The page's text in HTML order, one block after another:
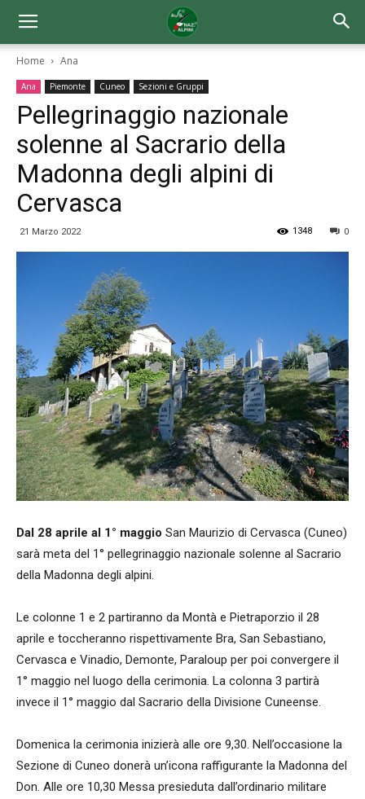
Home Ana
Ana Piemonte Cuneo Sezioni e Gruppi
Pellegrinaggio nazionale
solenne al Sacrario della
Madonna degli alpini di
Cervasca
21 Marzo 2022 0
1348
Dal 28 aprile al 1° maggio San Maurizio di Cervasca (Cuneo)
sarà meta del 1° pellegrinaggio nazionale solenne al Sacrario
della Madonna degli alpini.
Le colonne 1 e 2 partiranno da Montà e Pietraporzio il 28
aprile e toccheranno rispettivamente Bra, San Sebastiano,
Cervasca e Vinadio, Demonte, Paraloup per poi convergere il
1° maggio nel luogo della cerimonia. La colonna 3 partirà
invece il 1° maggio dal Sacrario della Divisione Cuneense.
Domenica la cerimonia inizierà alle ore 9,30. Nell’occasione la
Sezione di Cuneo donerà un’icona raffigurante la Madonna del
Don. Alle ore 10,30 Messa presieduta dall’ordinario militare